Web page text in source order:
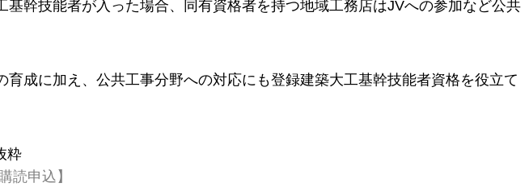
幹技能者が入った場合、同有資格者を持つ地域工務店はJVへの参加など公共
成に加え、公共工事分野への対応にも登録建築大工基幹技能者資格を役立て
粋
購読申込】